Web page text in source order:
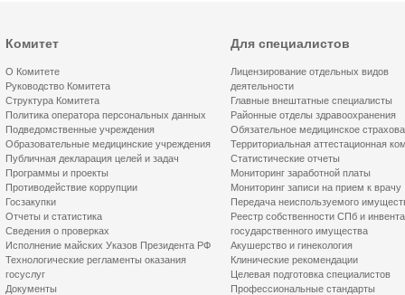
Комитет
О Комитете
Руководство Комитета
Структура Комитета
Политика оператора персональных данных
Подведомственные учреждения
Образовательные медицинские учреждения
Публичная декларация целей и задач
Программы и проекты
Противодействие коррупции
Госзакупки
Отчеты и статистика
Сведения о проверках
Исполнение майских Указов Президента РФ
Технологические регламенты оказания
госуслуг
Документы
Для специалистов
Лицензирование отдельных видов
деятельности
Главные внештатные специалисты
Районные отделы здравоохранения
Обязательное медицинское
Территориальная аттестационная
Статистические отчеты
Мониторинг заработной платы
Мониторинг записи на прием к врачу
Передача неиспользуемого
Реестр собственности СПб и
государственного имущества
Акушерство и гинекология
Клинические рекомендации
Целевая подготовка специалистов
Профессиональные стандарты